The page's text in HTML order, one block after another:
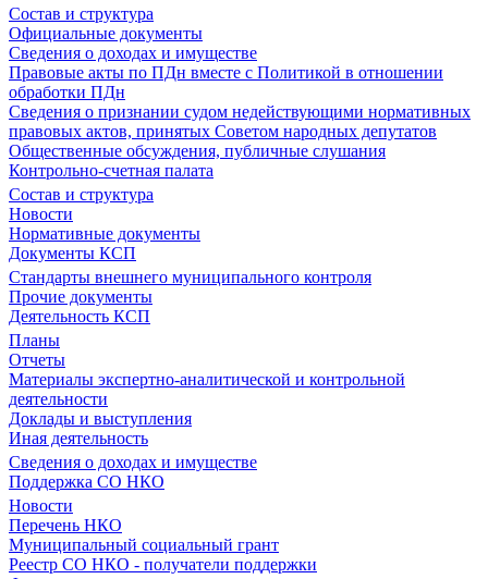
Состав и структура
Официальные документы
Сведения о доходах и имуществе
Правовые акты по ПДн вместе с Политикой в отношении
обработки ПДн
Сведения о признании судом недействующими нормативных
правовых актов, принятых Советом народных депутатов
Общественные обсуждения, публичные слушания
Контрольно-счетная палата
Состав и структура
Новости
Нормативные документы
Документы КСП
Стандарты внешнего муниципального контроля
Прочие документы
Деятельность КСП
Планы
Отчеты
Материалы экспертно-аналитической и контрольной
деятельности
Доклады и выступления
Иная деятельность
Сведения о доходах и имуществе
Поддержка СО НКО
Новости
Перечень НКО
Муниципальный социальный грант
Реестр СО НКО - получатели поддержки